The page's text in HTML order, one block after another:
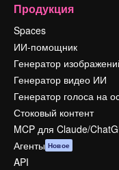
Продукция
Spaces
ИИ-помощник
Генератор
Генератор видео ИИ
Генератор голоса на
Стоковый контент
MCP для Claude/
Агенты Новое
API